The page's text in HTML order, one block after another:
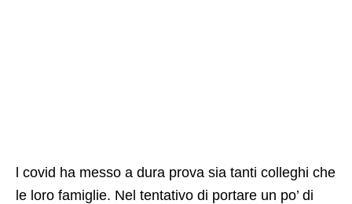
l covid ha messo a dura prova sia tanti colleghi che
le loro famiglie. Nel tentativo di portare un po’ di